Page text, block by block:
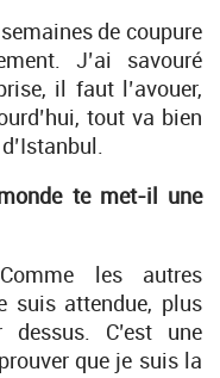
de coupure
J’ai savouré
il faut l’avouer,
tout va bien
te met-il une
les autres
suis attendue, plus
C’est une
que je suis la